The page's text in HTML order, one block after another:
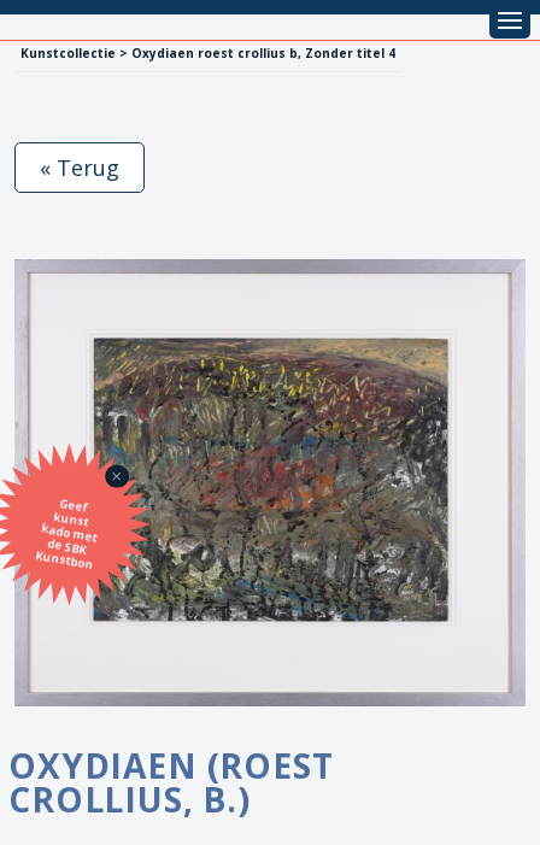
Kunstcollectie > Oxydiaen roest crollius b, Zonder titel 4
Geef
kunst
kado met
de SBK
Kunstbon
« Terug
OXYDIAEN (ROEST
CROLLIUS, B.)